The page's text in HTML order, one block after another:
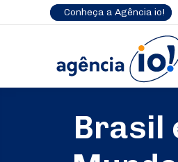
Conheça a Agência io!
Brasil